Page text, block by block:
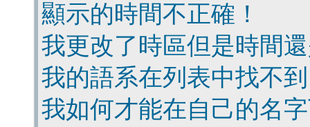
顯示的時間不正確！
我更改了時區但是時間
我的語系在列表中找不
我如何才能在自己的名